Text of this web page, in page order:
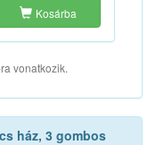
Kosárba
vonatkozik.
ház, 3 gombos